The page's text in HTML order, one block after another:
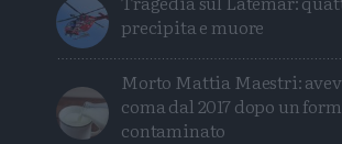
precipita e muore
Morto Mattia Maestri:
coma dal 2017 dopo un
contaminato